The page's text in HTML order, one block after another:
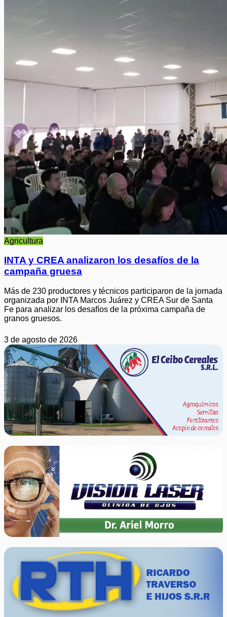
Agricultura
INTA y CREA analizaron los desafíos de la
campaña gruesa
Más de 230 productores y técnicos participaron de la jornada
organizada por INTA Marcos Juárez y CREA Sur de Santa
Fe para analizar los desafíos de la próxima campaña de
granos gruesos.
3 de agosto de 2026